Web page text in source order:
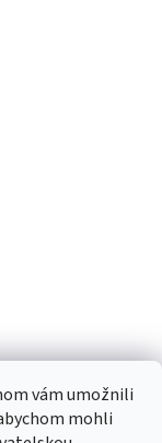
vám umožnili
mohli